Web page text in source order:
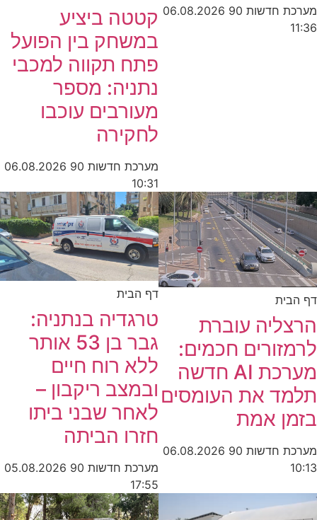
מערכת חדשות 90
06.08.2026
11:36
קטטה ביציע
במשחק בין הפועל
פתח תקווה למכבי
נתניה: מספר
מעורבים עוכבו
לחקירה
מערכת חדשות 90
06.08.2026
10:31
דף הבית
הרצליה עוברת
לרמזורים חכמים:
מערכת AI חדשה
תלמד את העומסים
בזמן אמת
מערכת חדשות 90
06.08.2026
10:13
דף הבית
טרגדיה בנתניה:
גבר בן 53 אותר
ללא רוח חיים
ובמצב ריקבון –
לאחר שבני ביתו
חזרו הביתה
מערכת חדשות 90
05.08.2026
17:55